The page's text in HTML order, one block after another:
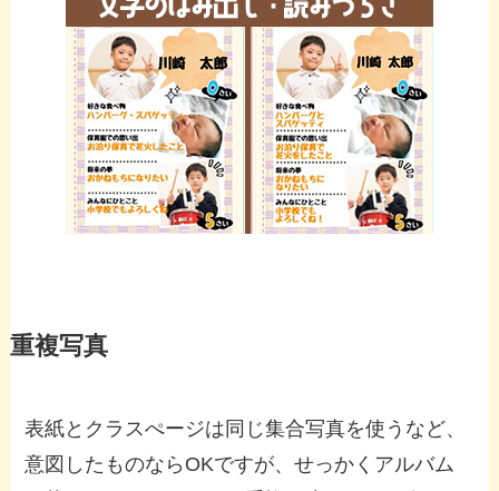
重複写真
表紙とクラスぺージは同じ集合写真を使うなど、
意図したものならOKですが、せっかくアルバム